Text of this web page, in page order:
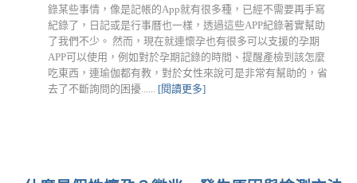
錄某些事情，像是記帳的App就有很多種，已經不需要再手寫
紀錄了，日記或是行事曆也一樣，透過這些APP紀錄著實幫助
了我們不少。 然而，現在就連懷孕也有很多可以支援的孕期
APP可以使用，例如對於孕期記錄的時間、提醒產檢到該怎麼
吃東西，連瑜伽都有教，對於女性來說可是非常有幫助的，省
去了不斷詢問的困擾...... [閱讀更多]